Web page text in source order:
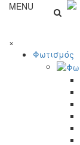
MENU
×
Φωτισμός